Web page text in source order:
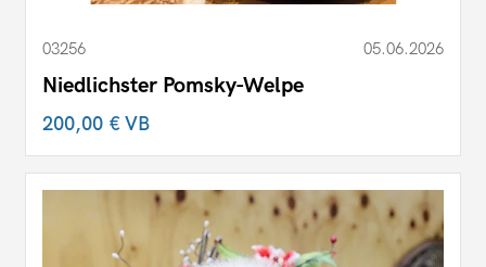
03256 05.06.2026
Niedlichster Pomsky-Welpe
200,00 €VB